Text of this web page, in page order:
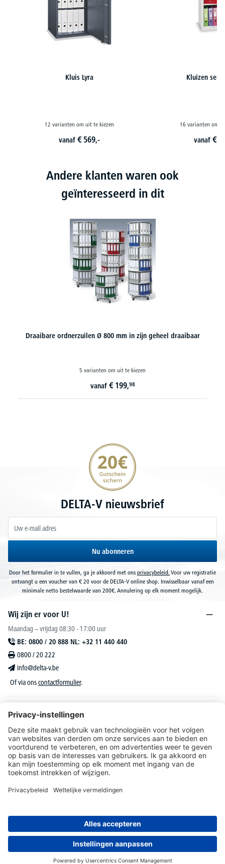
Kluis Lyra
12 varianten om uit te kiezen
vanaf€ 569,-
Kluizen
16 varianten om
vanaf€
Andere klanten waren ook
geïnteresseerd in dit
Draaibare ordnerzuilen Ø 1000 mm - geheel draiibaar
5 varianten om uit te kiezen
vanaf € 251,10
20€ korting verzekeren
DELTA-V nieuwsbrief
Nu abonneren
Door het formulier in te vullen, ga je akkoord met ons privacybeleid. Voor uw registratie
ontvangt u een voucher van € 20 voor de DELTA-V online shop. Inwisselbaar vanaf een
minimale netto bestelwaarde van 200€. Annulering op elk moment mogelijk.
Wij zijn er voor U!
Maandag – vrijdag 08:30 - 17:00 uur
BE: 0800 / 20 888 NL: +32 11 440 440
0800 / 20 222
info@delta-v.be
Of via onscontactformulier.
DELTA-V Lucas
Klantenservice
Over DELTA-V
en organisaties.
* Alle prijzen zijn excl. BTW en deze dient u bij te rekenen